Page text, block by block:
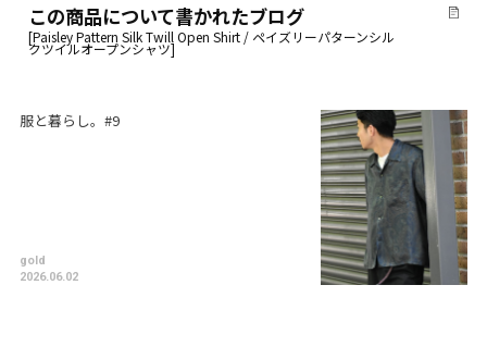
この商品について書かれたブログ
服と暮らし。#9
gold
2026.06.02